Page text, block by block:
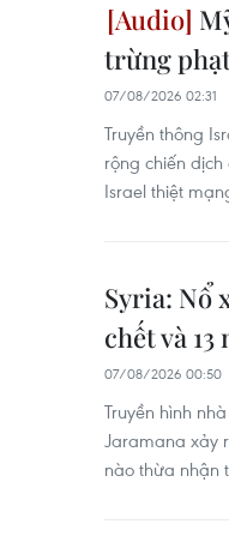
trừng
07/08/2026 02:31
Truyền thông
rộng chiến
Israel thiệt
Syria: Nổ
chết và
07/08/2026 00:50
Truyền hình
Jaramana xảy
nào thừa nhận